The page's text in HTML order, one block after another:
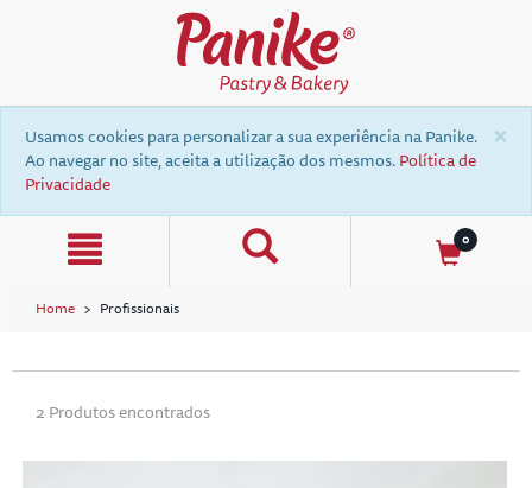
×
Usamos cookies para personalizar a sua experiência na Panike.
Ao navegar no site, aceita a utilização dos mesmos. Política de
Privacidade
0
Home Profissionais
2 Produtos encontrados